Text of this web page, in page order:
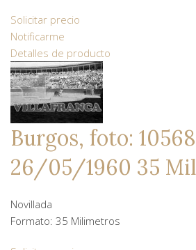
Solicitar precio
Notificarme
Detalles de producto
Burgos, foto:
26/05/1960 35
Novillada
Formato: 35 Milimetros